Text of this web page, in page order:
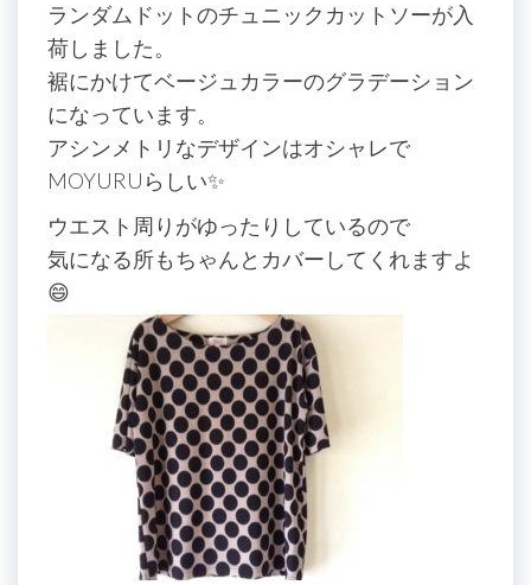
ランダムドットのチュニックカットソーが入
荷しました。
裾にかけてベージュカラーのグラデーション
になっています。
アシンメトリなデザインはオシャレで
MOYURUらしい✨
ウエスト周りがゆったりしているので
気になる所もちゃんとカバーしてくれますよ
😄